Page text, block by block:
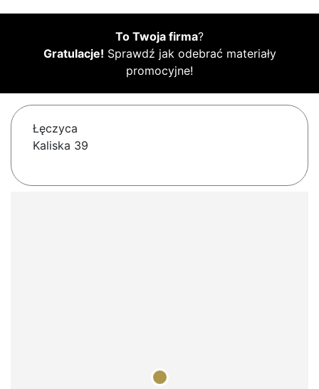
To Twoja firma?
Gratulacje! Sprawdź jak odebrać materiały
promocyjne!
Łęczyca
Kaliska 39